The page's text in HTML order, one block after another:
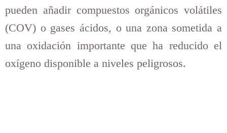
pueden añadir compuestos orgánicos volátiles
(COV) o gases ácidos, o una zona sometida a
una oxidación importante que ha reducido el
oxígeno disponible a niveles peligrosos.